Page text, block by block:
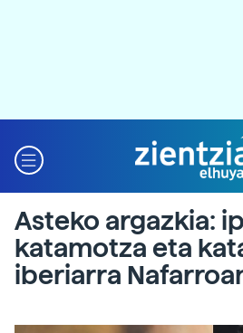
Asteko argazkia:
katamotza eta
iberiarra